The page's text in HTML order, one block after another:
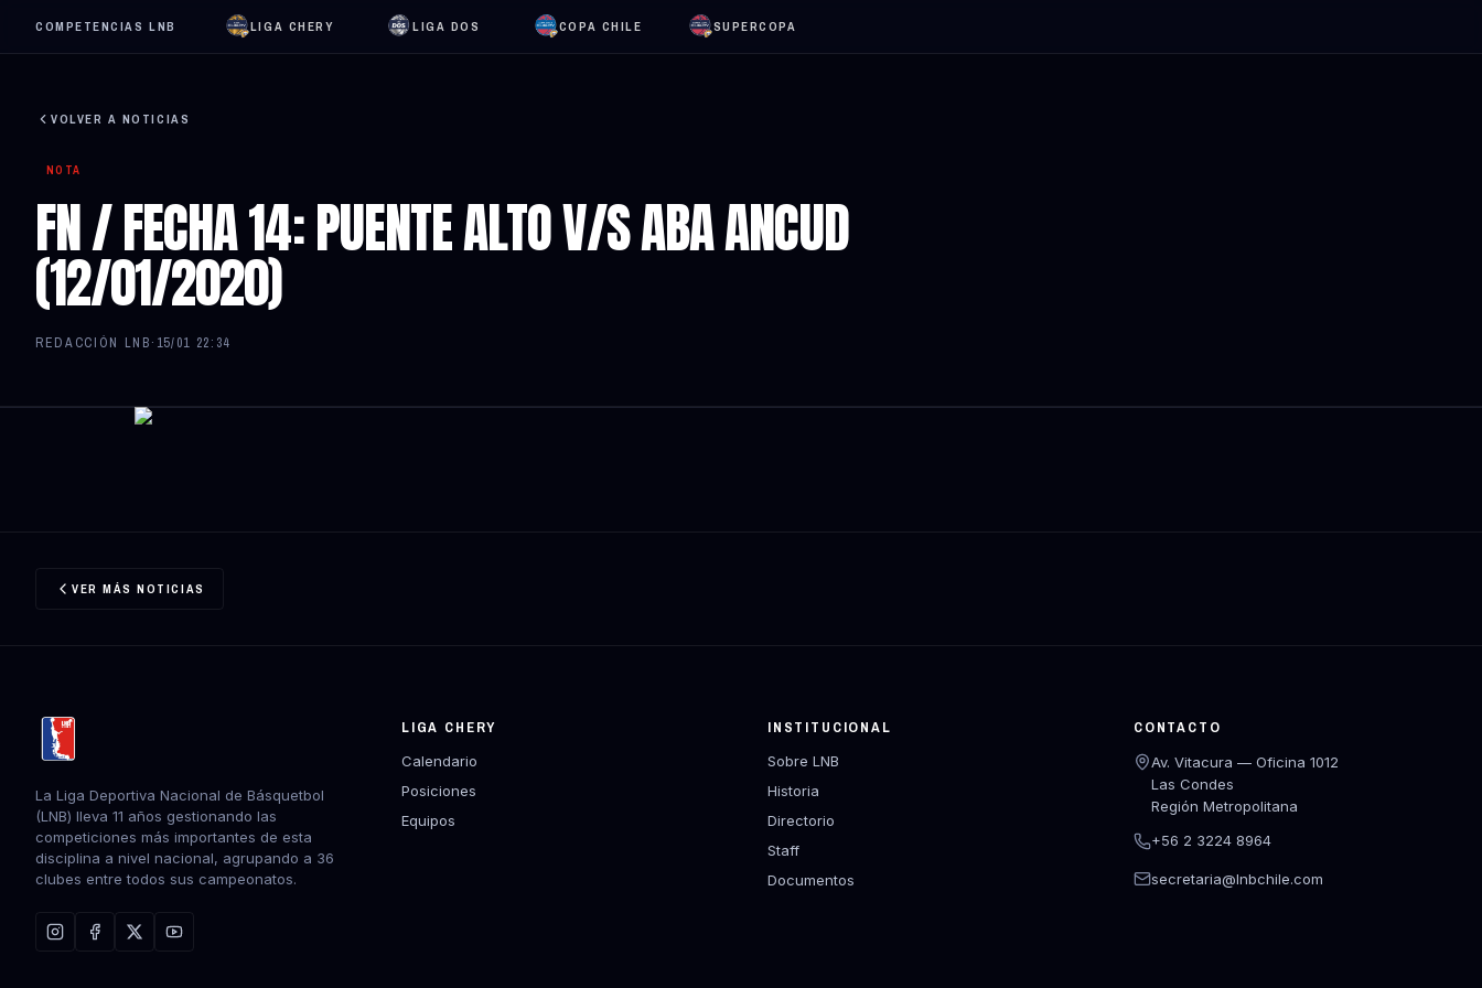
COMPETENCIAS LNB LIGA CHERY LIGA DOS COPA CHILE SUPERCOPA
VOLVER A NOTICIAS
NOTA
FN / FECHA 14: PUENTE ALTO V/S ABA ANCUD
(12/01/2020)
REDACCIÓN LNB· 15/01 22:34
VER MÁS NOTICIAS
La Liga Deportiva Nacional de Básquetbol
(LNB) lleva 11 años gestionando las
competiciones más importantes de esta
disciplina a nivel nacional, agrupando a 36
clubes entre todos sus campeonatos.
LIGA CHERY
Calendario
Posiciones
Equipos
INSTITUCIONAL
Sobre LNB
Historia
Directorio
Staff
Documentos
CONTACTO
Av. Vitacura — Oficina 1012
Las Condes
Región Metropolitana
+56 2 3224 8964
secretaria@lnbchile.com